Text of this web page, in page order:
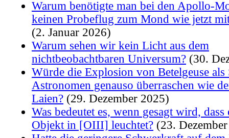
Warum benötigte man bei den Apollo-
keinen Probeflug zum Mond wie jetzt
(2. Januar 2026)
Warum sehen wir kein Licht aus dem
nichtbeobachtbaren Universum? (30.
Würde die Explosion von Betelgeuse als
Astronomen genauso überraschen wie
Laien? (29. Dezember 2025)
Was bedeutet es, wenn gesagt wird,
Objekt in [OIII] leuchtet? (23.